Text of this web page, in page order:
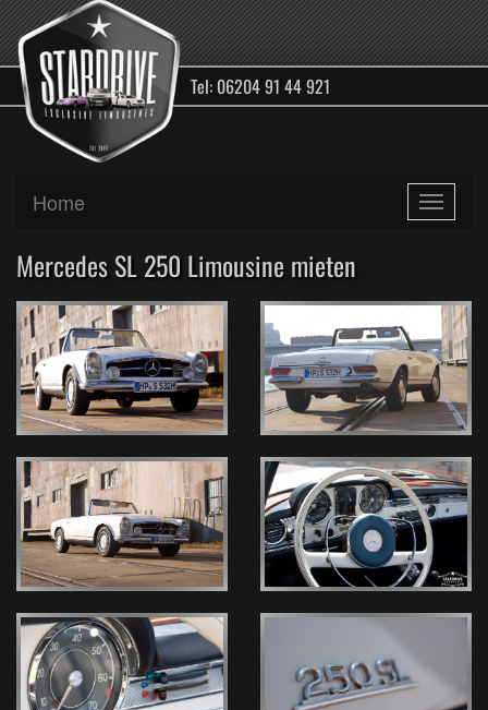
Tel: 06204 91 44 921
Toggle
Home
Mercedes SL 250 Limousine mieten